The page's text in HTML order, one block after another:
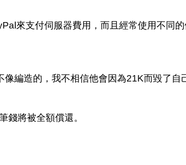
來支付伺服器費用，而且經常使用不同
編造的，我不相信他會因為21K而毀了自
錢將被全額償還。